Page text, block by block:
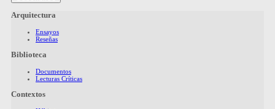
Arquitectura
Ensayos
Reseñas
Biblioteca
Documentos
Lecturas Críticas
Contextos